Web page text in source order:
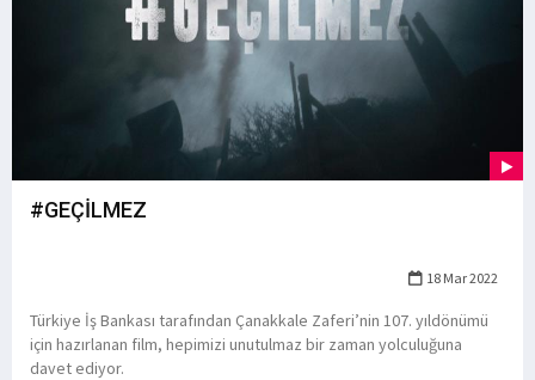
#GEÇİLMEZ
18 Mar 2022
Türkiye İş Bankası tarafından Çanakkale Zaferi’nin 107. yıldönümü
için hazırlanan film, hepimizi unutulmaz bir zaman yolculuğuna
davet ediyor.